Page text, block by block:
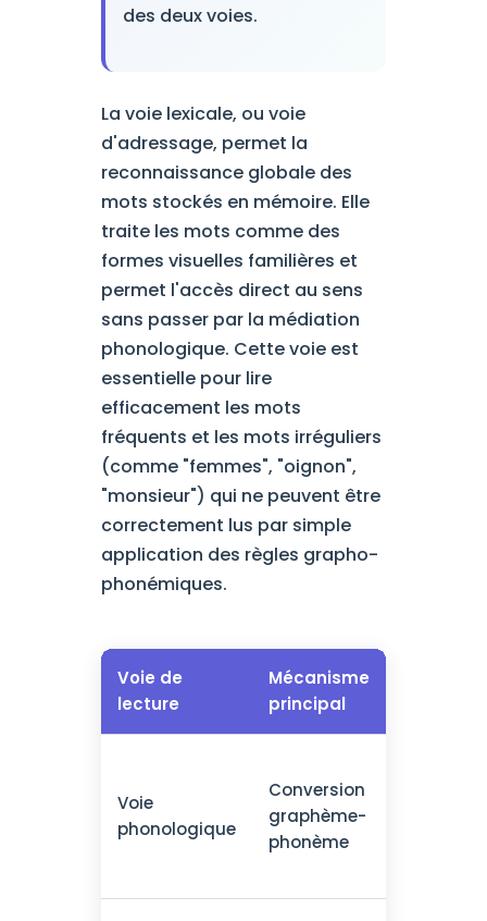
des deux voies.
La voie lexicale, ou voie
d'adressage, permet la
reconnaissance globale des
mots stockés en mémoire. Elle
traite les mots comme des
formes visuelles familières et
permet l'accès direct au sens
sans passer par la médiation
phonologique. Cette voie est
essentielle pour lire
efficacement les mots
fréquents et les mots irréguliers
(comme "femmes", "oignon",
"monsieur") qui ne peuvent être
correctement lus par simple
application des règles grapho-
phonémiques.
Voie de
lecture
Mécanisme
principal
Voie
phonologique
Conversion
graphème-
phonème